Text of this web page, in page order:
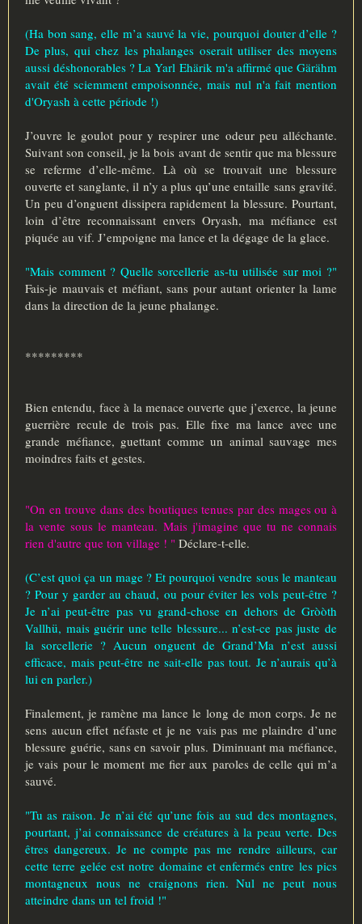
(Ha bon sang, elle m’a sauvé la vie, pourquoi douter d’elle ?
De plus, qui chez les phalanges oserait utiliser des moyens
aussi déshonorables ? La Yarl Ehärik m'a affirmé que Gärähm
avait été sciemment empoisonnée, mais nul n'a fait mention
d'Oryash à cette période !)
J’ouvre le goulot pour y respirer une odeur peu alléchante.
Suivant son conseil, je la bois avant de sentir que ma blessure
se referme d’elle-même. Là où se trouvait une blessure
ouverte et sanglante, il n’y a plus qu’une entaille sans gravité.
Un peu d’onguent dissipera rapidement la blessure. Pourtant,
loin d’être reconnaissant envers Oryash, ma méfiance est
piquée au vif. J’empoigne ma lance et la dégage de la glace.
"Mais comment ? Quelle sorcellerie as-tu utilisée sur moi ?"
Fais-je mauvais et méfiant, sans pour autant orienter la lame
dans la direction de la jeune phalange.
*********
Bien entendu, face à la menace ouverte que j’exerce, la jeune
guerrière recule de trois pas. Elle fixe ma lance avec une
grande méfiance, guettant comme un animal sauvage mes
moindres faits et gestes.
"On en trouve dans des boutiques tenues par des mages ou à
la vente sous le manteau. Mais j'imagine que tu ne connais
rien d'autre que ton village ! " Déclare-t-elle.
(C’est quoi ça un mage ? Et pourquoi vendre sous le manteau
? Pour y garder au chaud, ou pour éviter les vols peut-être ?
Je n’ai peut-être pas vu grand-chose en dehors de Gròòth
Vallhü, mais guérir une telle blessure... n’est-ce pas juste de
la sorcellerie ? Aucun onguent de Grand’Ma n’est aussi
efficace, mais peut-être ne sait-elle pas tout. Je n’aurais qu’à
lui en parler.)
Finalement, je ramène ma lance le long de mon corps. Je ne
sens aucun effet néfaste et je ne vais pas me plaindre d’une
blessure guérie, sans en savoir plus. Diminuant ma méfiance,
je vais pour le moment me fier aux paroles de celle qui m’a
sauvé.
"Tu as raison. Je n’ai été qu’une fois au sud des montagnes,
pourtant, j’ai connaissance de créatures à la peau verte. Des
êtres dangereux. Je ne compte pas me rendre ailleurs, car
cette terre gelée est notre domaine et enfermés entre les pics
montagneux nous ne craignons rien. Nul ne peut nous
atteindre dans un tel froid !"